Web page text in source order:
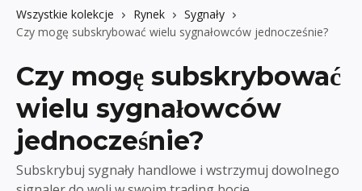
Wszystkie kolekcje Rynek
Sygnały
Czy mogę subskrybować wielu sygnałowców jednocześnie?
Czy mogę subskrybować
wielu sygnałowców
jednocześnie?
Subskrybuj sygnały handlowe i wstrzymuj dowolnego